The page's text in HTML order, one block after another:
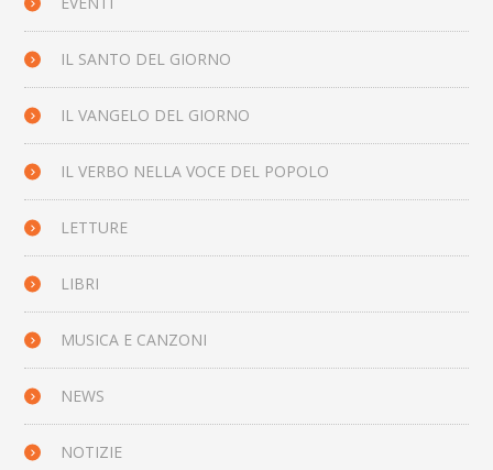
IL SANTO DEL GIORNO
IL VANGELO DEL GIORNO
IL VERBO NELLA VOCE DEL POPOLO
LETTURE
LIBRI
MUSICA E CANZONI
NEWS
NOTIZIE